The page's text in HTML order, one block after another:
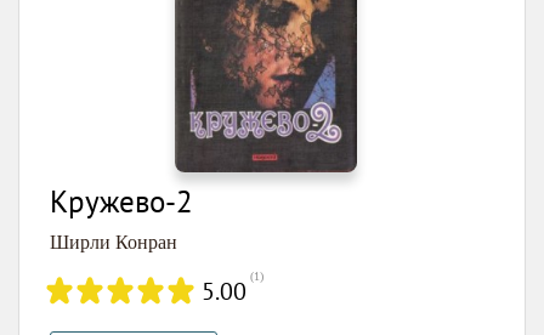
Кружево-2
Ширли Конран
5.00 (1)